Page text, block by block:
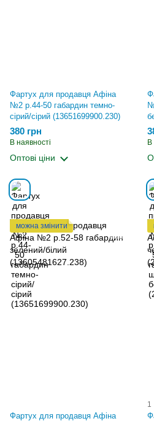
Фартух для продавця Афіна
№2 р.44-50 габардин темно-
сірий/сірий (13651699900.230)
380 грн
В наявності
Оптові ціни
В
можна змінити
Фартух для продавця Афіна
1